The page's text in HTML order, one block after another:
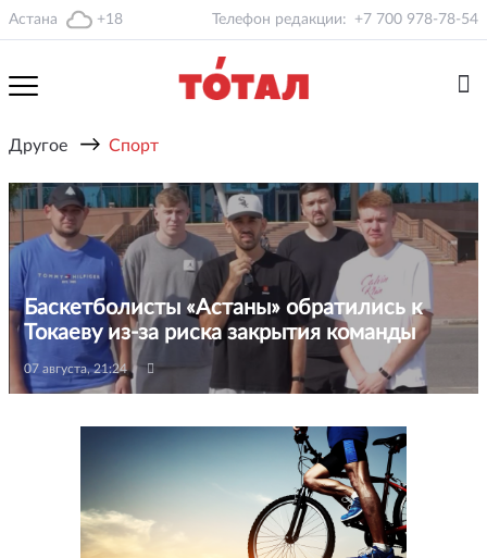
Астана +18 Телефон редакции: +7 700 978-78-54
Другое → Спорт
Баскетболисты «Астаны» обратились к
Токаеву из-за риска закрытия команды
07 августа, 21:24